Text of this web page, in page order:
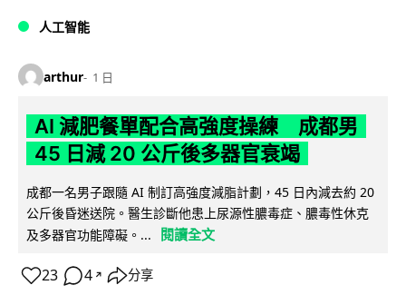
人工智能
arthur 1 日
AI 減肥餐單配合高強度操練 成都男
45 日減 20 公斤後多器官衰竭
成都一名男子跟隨 AI 制訂高強度減脂計劃，45 日內減去約 20
公斤後昏迷送院。醫生診斷他患上尿源性膿毒症、膿毒性休克
及多器官功能障礙。...
閱讀全文
23 4 ↗ 分享